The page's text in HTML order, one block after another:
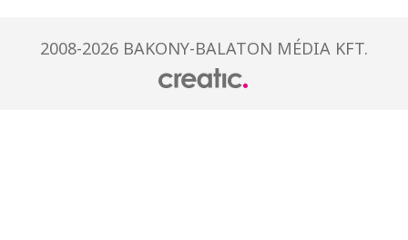
2008-2026 BAKONY-BALATON MÉDIA KFT.